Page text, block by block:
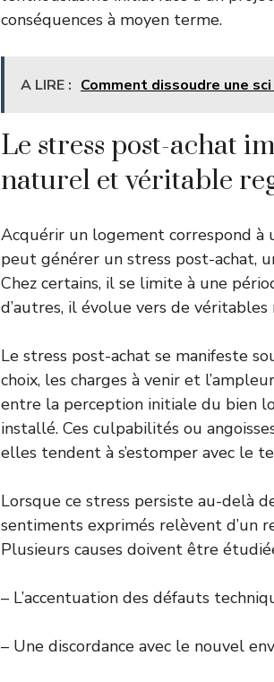
conséquences à moyen terme.
A LIRE : Comment dissoudre une
Le stress post-achat
naturel et véritable
Acquérir un logement correspond à
peut générer un stress post-achat,
Chez certains, il se limite à une
d’autres, il évolue vers de
Le stress post-achat se manifeste
choix, les charges à venir et
entre la perception initiale du bien
installé. Ces culpabilités ou
elles tendent à s’estomper avec le
Lorsque ce stress persiste au-delà
sentiments exprimés relèvent d’un
Plusieurs causes doivent être
– L’accentuation des défauts
– Une discordance avec le nouvel